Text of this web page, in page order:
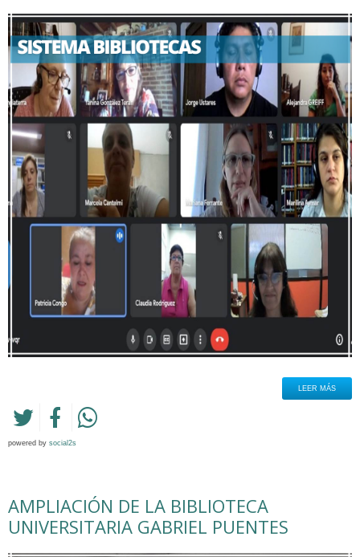
LEER MÁS
powered by social2s
AMPLIACIÓN DE LA BIBLIOTECA
UNIVERSITARIA GABRIEL PUENTES